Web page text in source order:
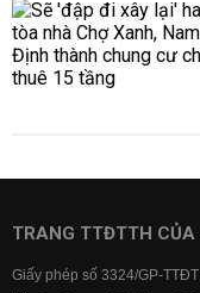
TRANG TTĐTTH CỦA
Giấy phép số 3324/GP-